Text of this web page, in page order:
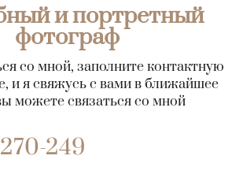
и портретный
фотограф
со мной, заполните контактную
и я свяжусь с вами в ближайшее
можете связаться со мной
249